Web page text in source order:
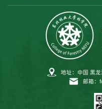
中国林业科学研究院 | 北京林业大
中南林业科技大学
| 内蒙古农业大学
地址：中国 黑
邮箱：